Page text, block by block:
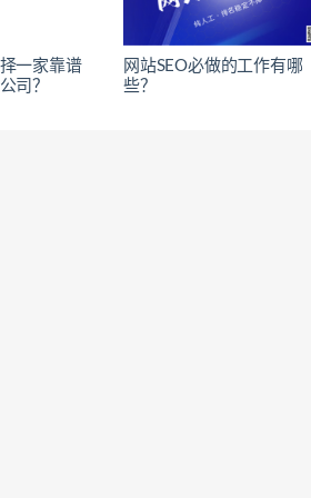
一家靠谱
司？
网站SEO必做的工作有哪
些？